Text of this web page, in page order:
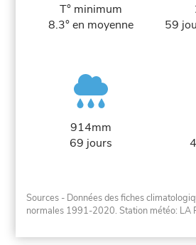
T° minimum
8.3° en moyenne
59
914mm
69 jours
Sources - Données des fiches
normales 1991-2020. Station météo: LA